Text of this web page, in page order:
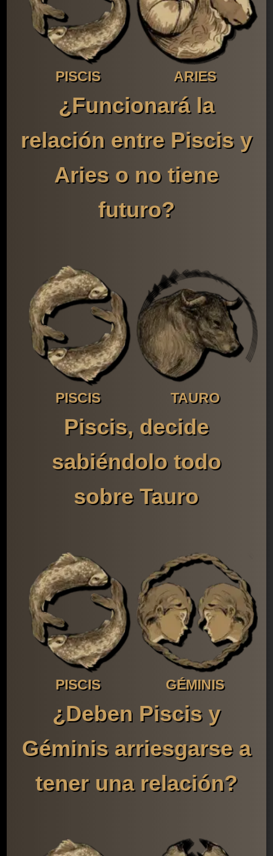
PISCIS ARIES
¿Funcionará la
relación entre Piscis y
Aries o no tiene
futuro?
PISCIS TAURO
Piscis, decide
sabiéndolo todo
sobre Tauro
PISCIS GÉMINIS
¿Deben Piscis y
Géminis arriesgarse a
tener una relación?